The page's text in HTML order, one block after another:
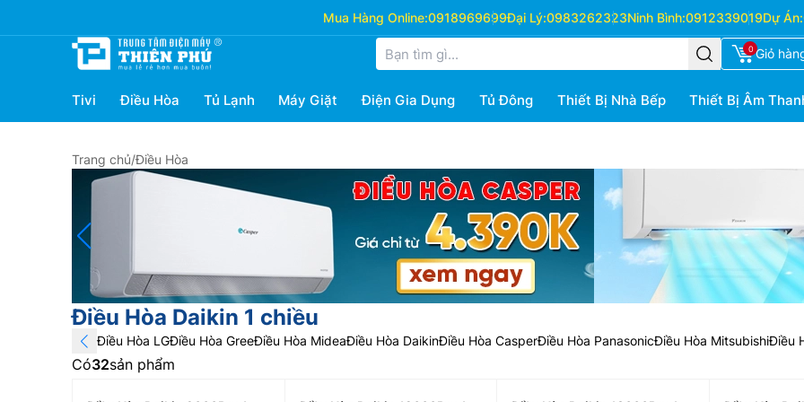
Mua Hàng Online:0918969699Đại Lý:0983262323Ninh Bình:0912339019Dự Án:
0 Giỏ
Tivi Điều Hòa Tủ Lạnh Máy Giặt Điện Gia Dụng Tủ Đông Thiết Bị Nhà Bếp Thiết Bị Âm
Trang chủ/Điều Hòa
Điều Hòa Daikin 1 chiều
Điều Hòa LGĐiều Hòa GreeĐiều Hòa MideaĐiều Hòa DaikinĐiều Hòa CasperĐiều Hòa PanasonicĐiều Hòa MitsubishiĐiều
Có32sản phẩm